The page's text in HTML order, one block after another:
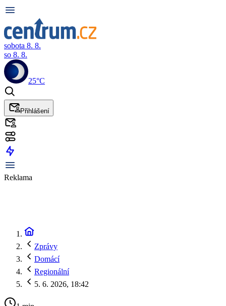
sobota 8. 8.
so 8. 8.
25°C
Přihlášení
Reklama
Zprávy
Domácí
Regionální
5. 6. 2026, 18:42